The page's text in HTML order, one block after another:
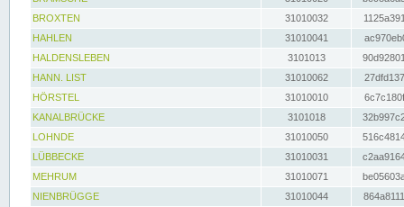
BROXTEN
31010032
HAHLEN
31010041
HALDENSLEBEN
3101013
HANN. LIST
31010062
HÖRSTEL
31010010
KANALBRÜCKE
3101018
LOHNDE
31010050
LÜBBECKE
31010031
MEHRUM
31010071
NIENBRÜGGE
31010044